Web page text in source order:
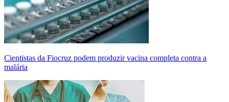
Cientistas da Fiocruz podem produzir vacina completa contra a
malária